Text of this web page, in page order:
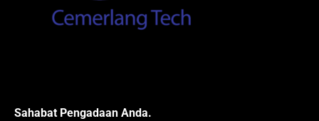
Sahabat Pengadaan Anda.